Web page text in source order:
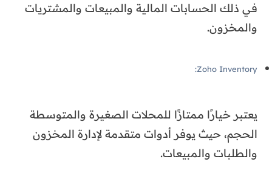
في ذلك الحسابات المالية والمبيعات والمشتريات
والمخزون.
Zoho Inventory:
يعتبر خيارًا ممتازًا للمحلات الصغيرة والمتوسطة
الحجم، حيث يوفر أدوات متقدمة لإدارة المخزون
والطلبات والمبيعات.